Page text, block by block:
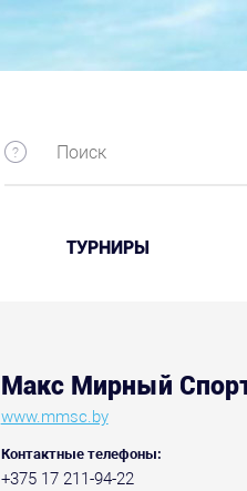
ТУРНИРЫ
Макс Мирный
www.mmsc.by
Контактные телефоны:
+375 17 211-94-22